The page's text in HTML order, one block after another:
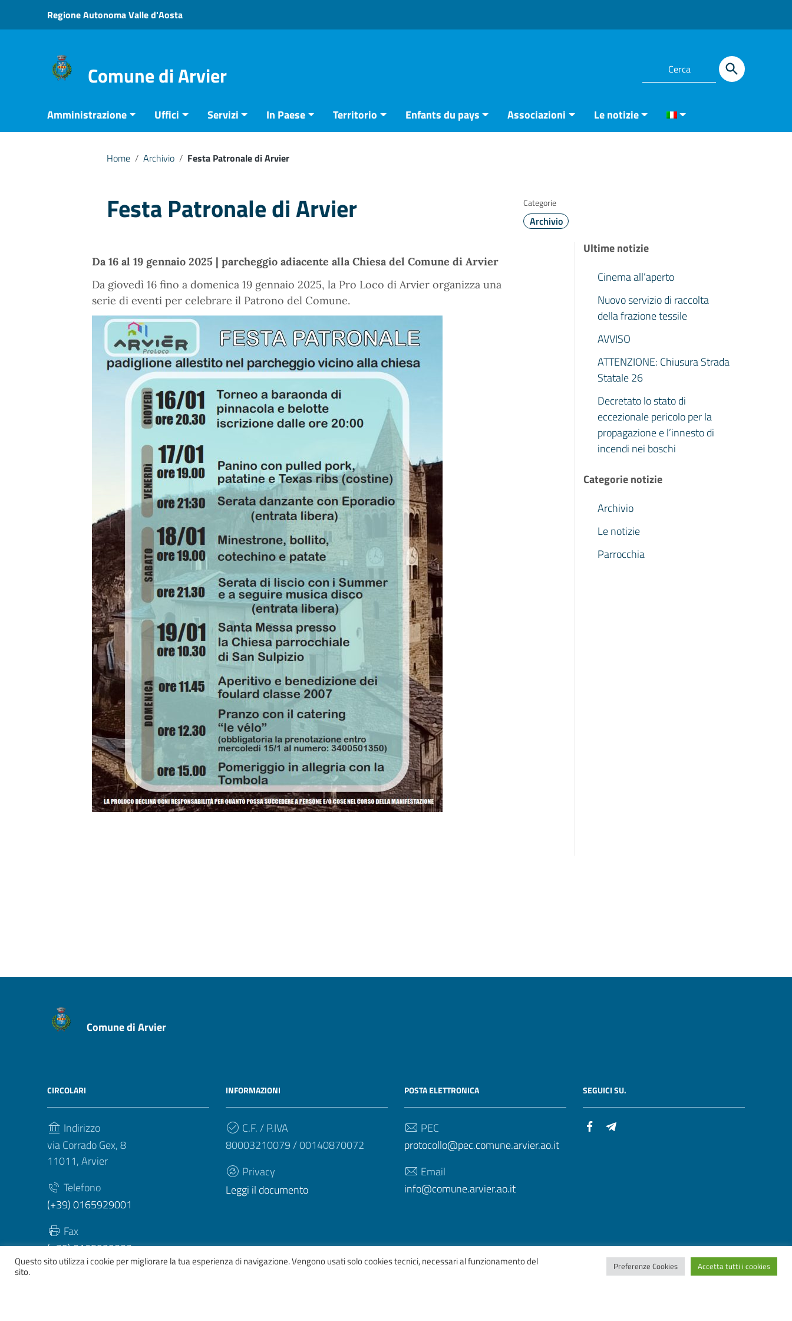
Vai ai contenuti
Vai al menu di navigazione
Regione Autonoma Valle d'Aosta
Comune di Arvier
Amministrazione Uffici Servizi In Paese Territorio Enfants du pays Associazioni Le notizie
Home / Archivio / Festa Patronale di Arvier
Festa Patronale di Arvier Categorie
Archivio
Da 16 al 19 gennaio 2025 | parcheggio adiacente alla Chiesa delComune di Arvier
Da giovedì 16 fino a domenica 19 gennaio 2025, la Pro Loco di Arvier organizza una
serie di eventi per celebrare il Patrono del Comune.
Ultime notizie
Cinema all’aperto
Nuovo servizio di raccolta
della frazione tessile
AVVISO
ATTENZIONE: Chiusura Strada
Statale 26
Decretato lo stato di
eccezionale pericolo per la
propagazione e l’innesto di
incendi nei boschi
Categorie notizie
Archivio
Le notizie
Parrocchia
Comune di Arvier
CIRCOLARI
Indirizzo
via Corrado Gex, 8
11011, Arvier
Telefono
(+39) 0165929001
Fax
(+39) 0165929003
INFORMAZIONI
C.F. / P.IVA
80003210079 / 00140870072
Privacy
Leggi il documento
POSTA ELETTRONICA
PEC
protocollo@pec.comune.arvier.ao.it
Email
info@comune.arvier.ao.it
SEGUICI SU.
Questo sito utilizza i cookie per migliorare la tua esperienza di navigazione. Vengono usati solo cookies tecnici, necessari al funzionamento del
sito. Preferenze Cookies Accetta tutti i cookies